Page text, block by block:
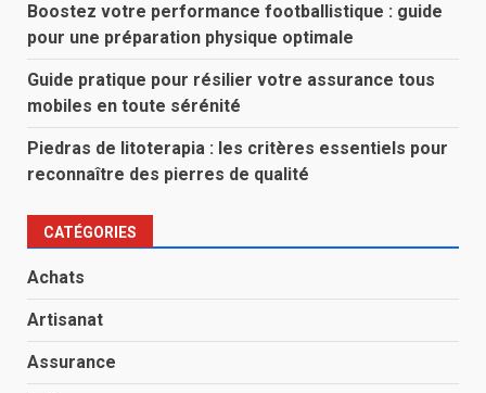
Boostez votre performance footballistique : guide
pour une préparation physique optimale
Guide pratique pour résilier votre assurance tous
mobiles en toute sérénité
Piedras de litoterapia : les critères essentiels pour
reconnaître des pierres de qualité
CATÉGORIES
Achats
Artisanat
Assurance